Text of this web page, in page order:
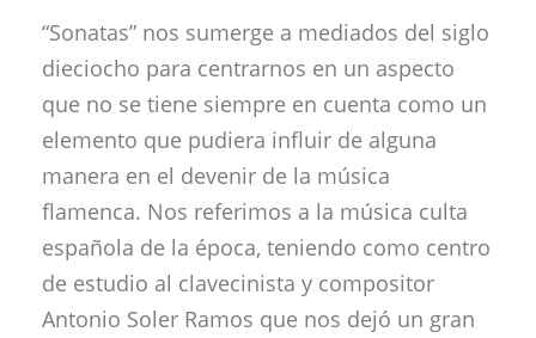
“Sonatas” nos sumerge a mediados del siglo
dieciocho para centrarnos en un aspecto
que no se tiene siempre en cuenta como un
elemento que pudiera influir de alguna
manera en el devenir de la música
flamenca. Nos referimos a la música culta
española de la época, teniendo como centro
de estudio al clavecinista y compositor
Antonio Soler Ramos que nos dejó un gran